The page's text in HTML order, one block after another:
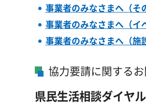
事業者のみなさまへ（そ
事業者のみなさまへ（イ
事業者のみなさまへ（施
協力要請に関する
県民生活相談ダイヤル